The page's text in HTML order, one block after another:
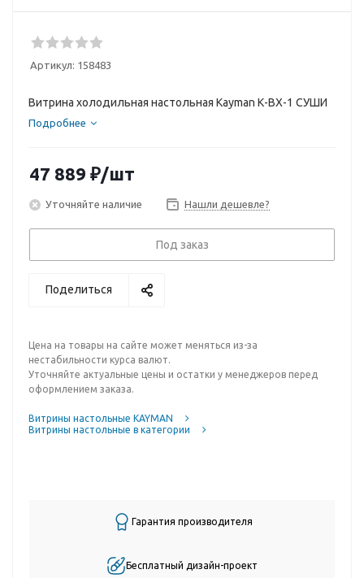
Артикул: 158483
Витрина холодильная настольная Kayman К-ВХ-1 СУШИ
Подробнее
47 889 ₽/шт
Уточняйте наличие Нашли дешевле?
Под заказ
Поделиться
Цена на товары на сайте может меняться из-за
нестабильности курса валют.
Уточняйте актуальные цены и остатки у менеджеров перед
оформлением заказа.
Витрины настольные KAYMAN
Витрины настольные в категории
Гарантия производителя
Бесплатный дизайн-проект